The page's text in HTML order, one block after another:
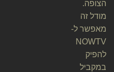
הצופה.
מודל זה
מאפשר ל-
NOWTV
להפיק
במקביל